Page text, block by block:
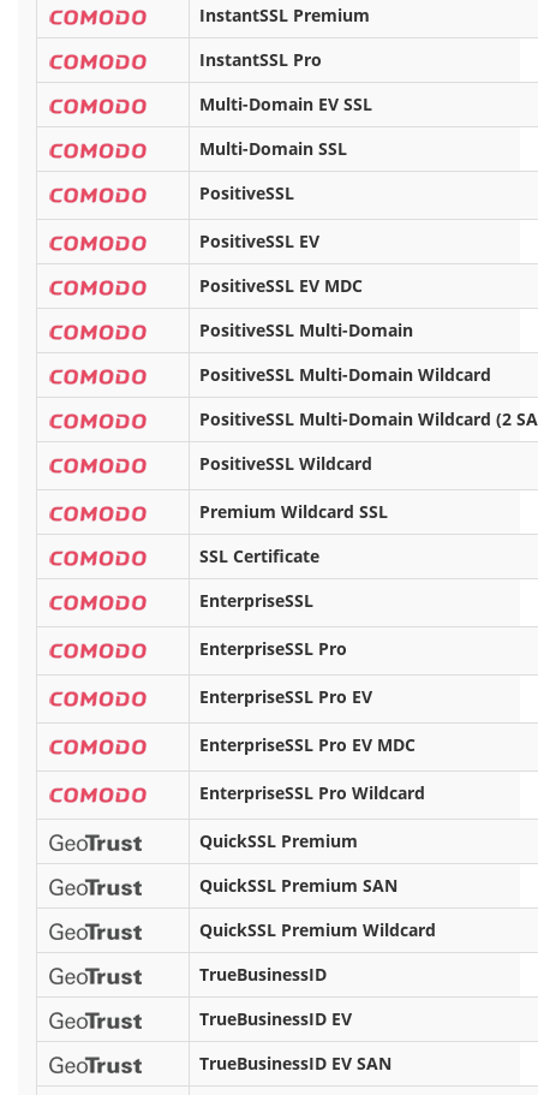
InstantSSL Premium
InstantSSL Pro
Multi-Domain EV SSL
Multi-Domain SSL
PositiveSSL
PositiveSSL EV
PositiveSSL EV MDC
PositiveSSL Multi-Domain
PositiveSSL Multi-Domain Wildcard
PositiveSSL Multi-Domain Wildcard (2
PositiveSSL Wildcard
Premium Wildcard SSL
SSL Certificate
EnterpriseSSL
EnterpriseSSL Pro
EnterpriseSSL Pro EV
EnterpriseSSL Pro EV MDC
EnterpriseSSL Pro Wildcard
QuickSSL Premium
QuickSSL Premium SAN
QuickSSL Premium Wildcard
TrueBusinessID
TrueBusinessID EV
TrueBusinessID EV SAN